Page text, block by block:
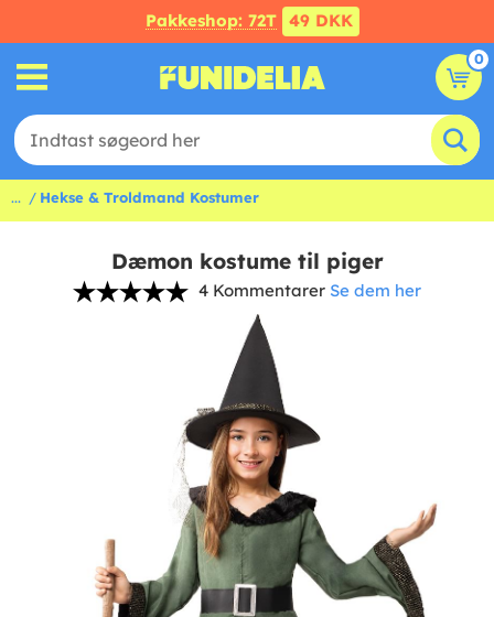
Pakkeshop: 72T 49 DKK
0
... Hekse & Troldmand Kostumer
Dæmon kostume til piger
4 Kommentarer Se dem her